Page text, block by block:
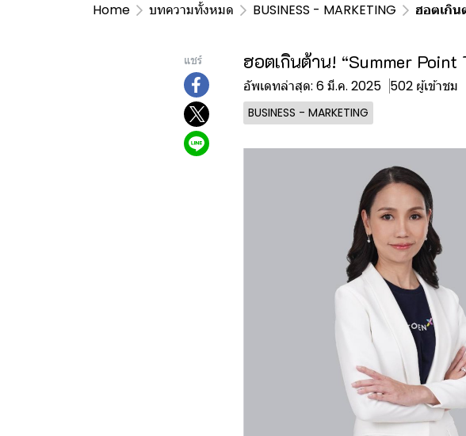
Home บทความทั้งหมด BUSINESS - MARKETING ฮอตเกิ
แชร์ ฮอตเกินต้าน! “Summer
อัพเดทล่าสุด: 6 มี.ค. 2025 502 ผู้เข้าชม
BUSINESS - MARKETING